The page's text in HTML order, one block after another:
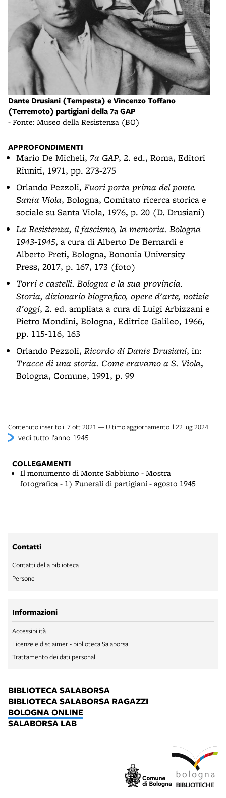
Dante Drusiani (Tempesta) e Vincenzo Toffano
(Terremoto) partigiani della 7a GAP
- Fonte: Museo della Resistenza (BO)
APPROFONDIMENTI
Mario De Micheli, 7a GAP, 2. ed., Roma, Editori
Riuniti, 1971, pp. 273-275
Orlando Pezzoli, Fuori porta prima del ponte.
Santa Viola, Bologna, Comitato ricerca storica e
sociale su Santa Viola, 1976, p. 20 (D. Drusiani)
La Resistenza, il fascismo, la memoria. Bologna
1943-1945, a cura di Alberto De Bernardi e
Alberto Preti, Bologna, Bononia University
Press, 2017, p. 167, 173 (foto)
Torri e castelli. Bologna e la sua provincia.
Storia, dizionario biografico, opere d'arte, notizie
d'oggi, 2. ed. ampliata a cura di Luigi Arbizzani e
Pietro Mondini, Bologna, Editrice Galileo, 1966,
pp. 115-116, 163
Orlando Pezzoli, Ricordo di Dante Drusiani, in:
Tracce di una storia. Come eravamo a S. Viola,
Bologna, Comune, 1991, p. 99
Contenuto inserito il 7 ott 2021 — Ultimo aggiornamento il 22 lug 2024
vedi tutto l’anno 1945
COLLEGAMENTI
Il monumento di Monte Sabbiuno - Mostra
fotografica - 1) Funerali di partigiani - agosto 1945
Contatti
Contatti della biblioteca
Persone
Informazioni
Accessibilità
Licenze e disclaimer - biblioteca Salaborsa
Trattamento dei dati personali
BIBLIOTECA SALABORSA
BIBLIOTECA SALABORSA RAGAZZI
BOLOGNA ONLINE
SALABORSA LAB